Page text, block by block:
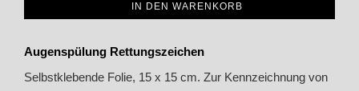
IN DEN WARENKORB
Augenspülung Rettungszeichen
Selbstklebende Folie, 15 x 15 cm. Zur Kennzeichnung von